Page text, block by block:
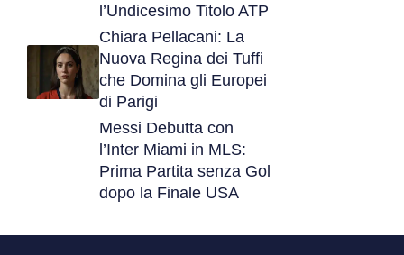
l’Undicesimo Titolo ATP
Chiara Pellacani: La
Nuova Regina dei Tuffi
che Domina gli Europei
di Parigi
Messi Debutta con
l’Inter Miami in MLS:
Prima Partita senza Gol
dopo la Finale USA